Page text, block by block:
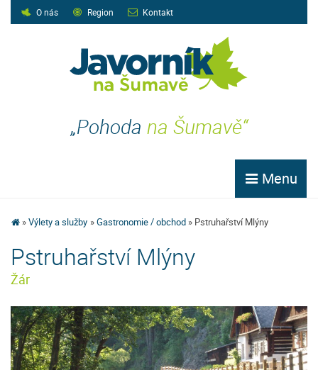
O nás Region Kontakt
„Pohoda na Šumavě“
Menu
Výlety a služby Gastronomie / obchod Pstruhařství Mlýny
Pstruhařství Mlýny
Žár